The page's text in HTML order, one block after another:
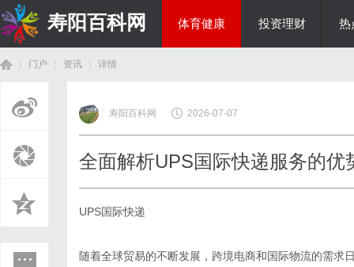
寿阳百科网 体育健康 投资理财 热
门户 资讯
›
详情
寿阳百科网 2026-07-07
全面解析UPS国际快递服务的优
UPS国际快递
随着全球贸易的不断发展，跨境电商和国际物流的需求